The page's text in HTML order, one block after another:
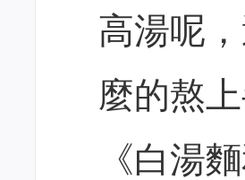
高湯呢
麼的熬
《白湯